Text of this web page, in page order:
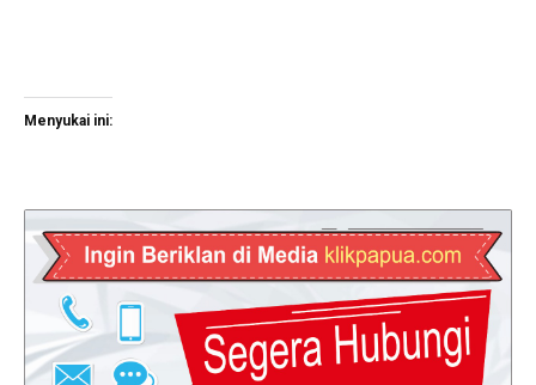
Menyukai ini: